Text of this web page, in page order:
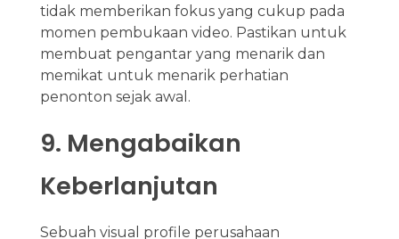
tidak memberikan fokus yang cukup pada
momen pembukaan video. Pastikan untuk
membuat pengantar yang menarik dan
memikat untuk menarik perhatian
penonton sejak awal.
9. Mengabaikan
Keberlanjutan
Sebuah visual profile perusahaan